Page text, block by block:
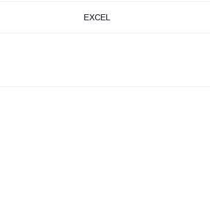
EXCEL